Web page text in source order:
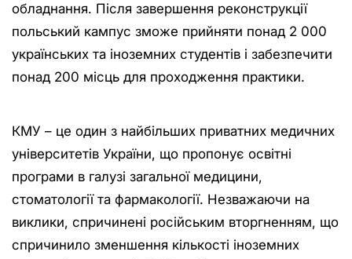
обладнання. Після завершення реконструкції
польський кампус зможе прийняти понад 2 000
українських та іноземних студентів і забезпечити
понад 200 місць для проходження практики.
КМУ – це один з найбільших приватних медичних
університетів України, що пропонує освітні
програми в галузі загальної медицини,
стоматології та фармакології. Незважаючи на
виклики, спричинені російським вторгненням, що
спричинило зменшення кількості іноземних